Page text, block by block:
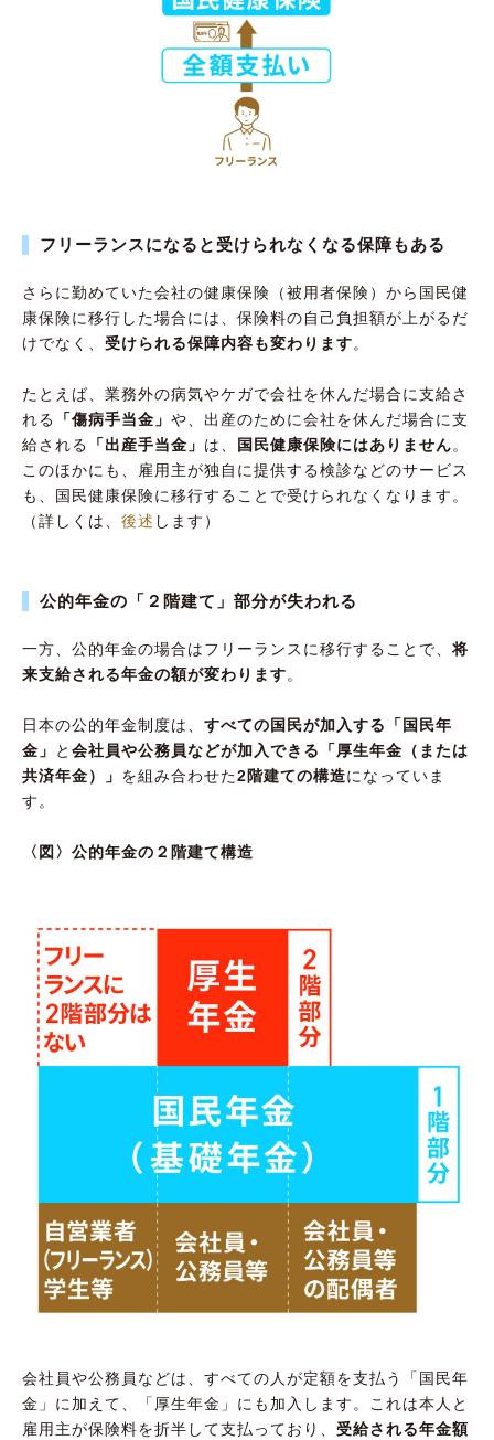
フリーランスになると受けられなくなる保障もある
さらに勤めていた会社の健康保険（被用者保険）から国民健
康保険に移行した場合には、保険料の自己負担額が上がるだ
けでなく、 受けられる保障内容も変わります。
たとえば、業務外の病気やケガで会社を休んだ場合に支給さ
れる
「傷病手当金」 や、出産のために会社を休んだ場合に支
給される
「出産手当金」 は、 国民健康保険にはありません。
このほかにも、雇用主が独自に提供する検診などのサービス
も、国民健康保険に移行することで受けられなくなります。
（詳しくは、 後述 します）
公的年金の「２階建て」部分が失われる
一方、公的年金の場合はフリーランスに移行することで、将
来支給される年金の額が変わります。
日本の公的年金制度は、 すべての国民が加入する「国民年
金」
と 会社員や公務員などが加入できる「厚生年金（または
共済年金）」 を組み合わせた2階建ての構造になっていま
す。
〈図〉公的年金の２階建て構造
会社員や公務員などは、すべての人が定額を支払う「国民年
金」に加えて、「厚生年金」にも加入します。これは本人と
雇用主が保険料を折半して支払っており、 受給される年金額